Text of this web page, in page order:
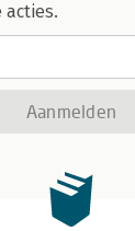
acties.
Aanmelden